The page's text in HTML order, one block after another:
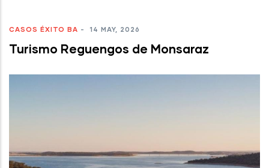
CASOS ÉXITO BA - 14 MAY, 2026
Turismo Reguengos de Monsaraz